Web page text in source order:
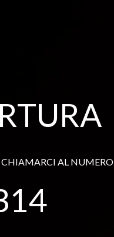
CHIAMARCI AL NUMERO